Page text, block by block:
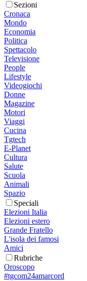
Sezioni
Cronaca
Mondo
Economia
Politica
Spettacolo
Televisione
People
Lifestyle
Videogiochi
Donne
Magazine
Motori
Viaggi
Cucina
Tgtech
E-Planet
Cultura
Salute
Scuola
Animali
Spazio
Speciali
Elezioni Italia
Elezioni estero
Grande Fratello
L'isola dei famosi
Amici
Rubriche
Oroscopo
#tgcom24amarcord